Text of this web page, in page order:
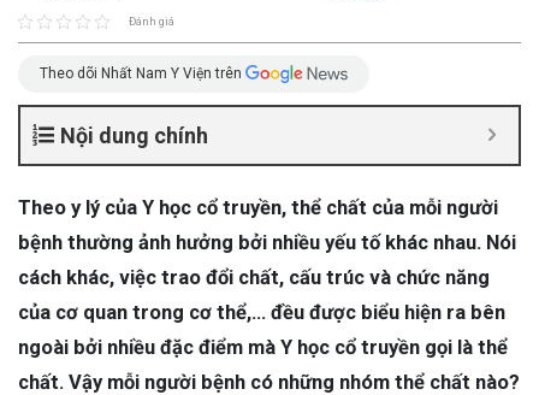
Đánh giá
Theo dõi Nhất Nam Y Viện trên
Nội dung chính
Theo y lý của Y học cổ truyền, thể chất của mỗi người
bệnh thường ảnh hưởng bởi nhiều yếu tố khác nhau. Nói
cách khác, việc trao đổi chất, cấu trúc và chức năng
của cơ quan trong cơ thể,… đều được biểu hiện ra bên
ngoài bởi nhiều đặc điểm mà Y học cổ truyền gọi là thể
chất. Vậy mỗi người bệnh có những nhóm thể chất nào?